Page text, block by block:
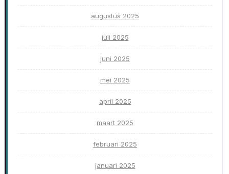
augustus 2025
juli 2025
juni 2025
mei 2025
april 2025
maart 2025
februari 2025
januari 2025